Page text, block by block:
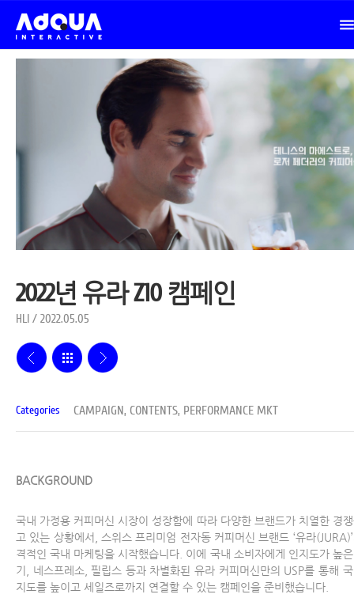
2022년 유라 Z10 캠페인
HLI / 2022.05.05
Categories CAMPAIGN, CONTENTS, PERFORMANCE MKT
BACKGROUND
국내 가정용 커피머신 시장이 성장함에 따라 다양한 브랜드가 치열한 경
고 있는 상황에서, 스위스 프리미엄 전자동 커피머신 브랜드 ‘유라
격적인 국내 마케팅을 시작했습니다. 이에 국내 소비자에게 인지도가 높
기, 네스프레소, 필립스 등과 차별화된 유라 커피머신만의 USP를 통해
지도를 높이고 세일즈로까지 연결할 수 있는 캠페인을 준비했습니다.